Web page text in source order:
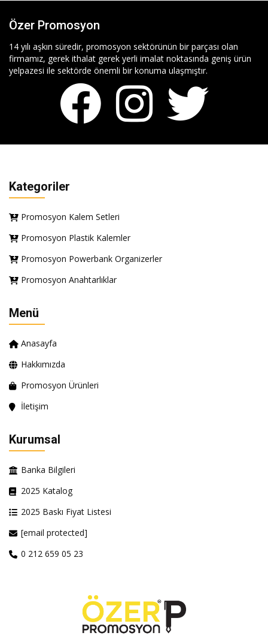
Özer Promosyon
14 yılı aşkın süredir, promosyon sektörünün bir parçası olan
firmamız, gerek ithalat gerek yerli imalat noktasında geniş ürün
yelpazesi ile sektörde önemli bir konuma ulaşmıştır.
Kategoriler
Promosyon Kalem Setleri
Promosyon Plastik Kalemler
Promosyon Powerbank Organizerler
Promosyon Anahtarlıklar
Menü
Anasayfa
Hakkımızda
Promosyon Ürünleri
İletişim
Kurumsal
Banka Bilgileri
2025 Katalog
2025 Baskı Fiyat Listesi
[email protected]
0 212 659 05 23